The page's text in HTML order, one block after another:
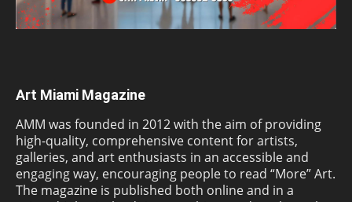
Art Miami Magazine
AMM was founded in 2012 with the aim of providing
high-quality, comprehensive content for artists,
galleries, and art enthusiasts in an accessible and
engaging way, encouraging people to read “More” Art.
The magazine is published both online and in a